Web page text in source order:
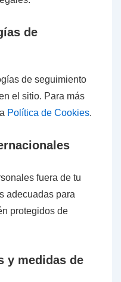
de
de seguimiento
el sitio. Para más
Política de Cookies.
fuera de tu
adecuadas para
protegidos de
y medidas de